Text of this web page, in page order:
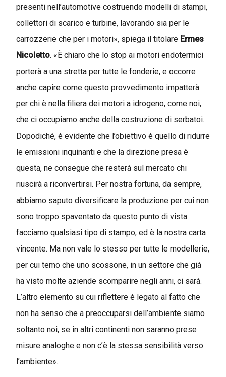
presenti nell’automotive costruendo modelli di stampi,
collettori di scarico e turbine, lavorando sia per le
carrozzerie che per i motori», spiega il titolare Ermes
Nicoletto. «È chiaro che lo stop ai motori endotermici
porterà a una stretta per tutte le fonderie, e occorre
anche capire come questo provvedimento impatterà
per chi è nella filiera dei motori a idrogeno, come noi,
che ci occupiamo anche della costruzione di serbatoi.
Dopodiché, è evidente che l’obiettivo è quello di ridurre
le emissioni inquinanti e che la direzione presa è
questa, ne consegue che resterà sul mercato chi
riuscirà a riconvertirsi. Per nostra fortuna, da sempre,
abbiamo saputo diversificare la produzione per cui non
sono troppo spaventato da questo punto di vista:
facciamo qualsiasi tipo di stampo, ed è la nostra carta
vincente. Ma non vale lo stesso per tutte le modellerie,
per cui temo che uno scossone, in un settore che già
ha visto molte aziende scomparire negli anni, ci sarà.
L’altro elemento su cui riflettere è legato al fatto che
non ha senso che a preoccuparsi dell’ambiente siamo
soltanto noi, se in altri continenti non saranno prese
misure analoghe e non c’è la stessa sensibilità verso
l’ambiente».